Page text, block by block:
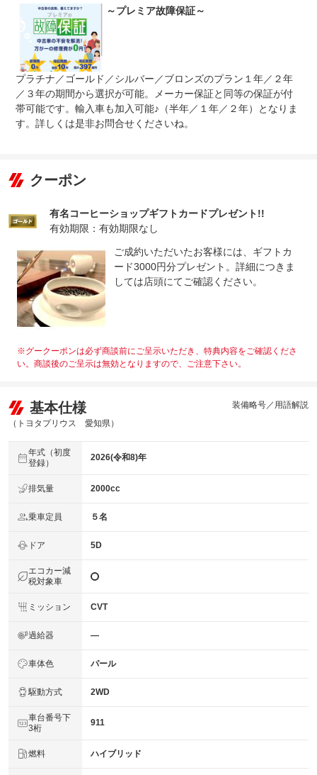
法定整備
について
●自社整備認証工場（愛 第９６６６号）にて、納車前点
検を行います。熟練したメカニックが、弊社基準にて最大
１００項目に及ぶ点検整備を行います。
～プレミア故障保証～
プラチナ／ゴールド／シルバー／ブロンズのプラン１年／２年
／３年の期間から選択が可能。メーカー保証と同等の保証が付
帯可能です。輸入車も加入可能♪（半年／１年／２年）となりま
す。詳しくは是非お問合せくださいね。
クーポン
有名コーヒーショップギフトカードプレゼント!!
有効期限：有効期限なし
ご成約いただいたお客様には、ギフトカ
ード3000円分プレゼント。詳細につきま
しては店頭にてご確認ください。
※グークーポンは必ず商談前にご呈示いただき、特典内容をご確認くださ
い。商談後のご呈示は無効となりますので、ご注意下さい。
基本仕様
（トヨタプリウス 愛知県）
装備略号／用語解説
年式（初度
登録）
2026(令和8)年
排気量 2000cc
乗車定員 ５名
ドア 5D
エコカー減
税対象車
ミッション CVT
過給器 ―
車体色 パール
駆動方式 2WD
車台番号下
3桁
911
燃料 ハイブリッド